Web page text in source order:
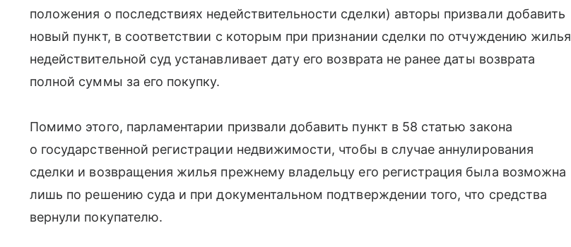
положения о последствиях недействительности сделки) авторы призвали добавить
новый пункт, в соответствии с которым при признании сделки по отчуждению жилья
недействительной суд устанавливает дату его возврата не ранее даты возврата
полной суммы за его покупку.
Помимо этого, парламентарии призвали добавить пункт в 58 статью закона
о государственной регистрации недвижимости, чтобы в случае аннулирования
сделки и возвращения жилья прежнему владельцу его регистрация была возможна
лишь по решению суда и при документальном подтверждении того, что средства
вернули покупателю.